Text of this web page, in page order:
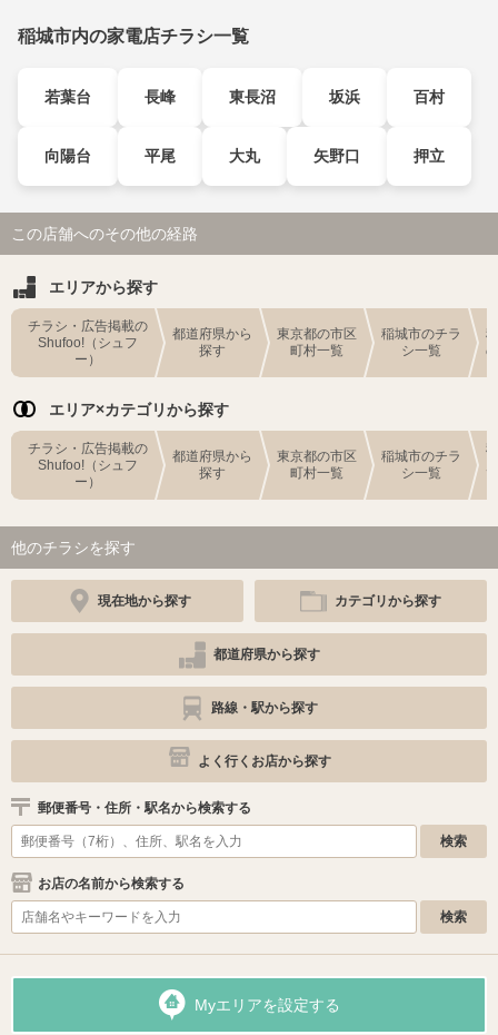
稲城市内の家電店チラシ一覧
若葉台 長峰 東長沼 坂浜 百村
向陽台 平尾 大丸 矢野口 押立
この店舗へのその他の経路
エリアから探す
チラシ・広告掲載の
Shufoo!（シュフ
ー）
都道府県から
探す
東京都の市区
町村一覧
稲城市のチラ
シ一覧
エリア×カテゴリから探す
チラシ・広告掲載の
Shufoo!（シュフ
ー）
都道府県から
探す
東京都の市区
町村一覧
稲城市のチラ
シ一覧
他のチラシを探す
現在地から探す カテゴリから探す
都道府県から探す
路線・駅から探す
よく行くお店から探す
郵便番号・住所・駅名から検索する
お店の名前から検索する
Myエリアを設定する